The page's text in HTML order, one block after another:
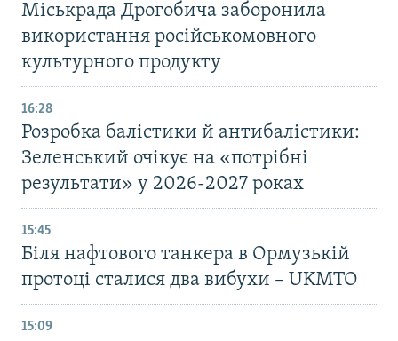
Міськрада Дрогобича заборонила
використання російськомовного
культурного продукту
16:28
Розробка балістики й антибалістики:
Зеленський очікує на «потрібні
результати» у 2026-2027 роках
15:45
Біля нафтового танкера в Ормузькій
протоці сталися два вибухи – UKMTO
15:09